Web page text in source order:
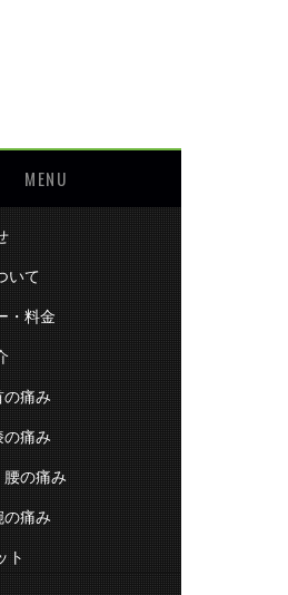
MENU
いて
・料金
の痛み
の痛み
腰の痛み
の痛み
ト